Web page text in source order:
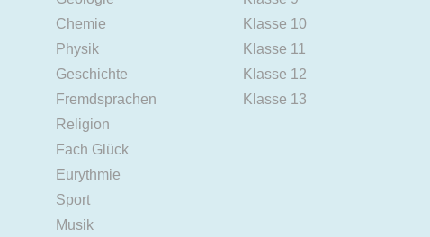
Chemie
Physik
Geschichte
Fremdsprachen
Religion
Fach Glück
Eurythmie
Sport
Musik
Klasse 10
Klasse 11
Klasse 12
Klasse 13